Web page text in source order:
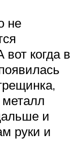
не
вот когда в
и
руки и